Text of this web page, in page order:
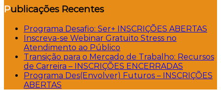
Publicações Recentes
Programa Desafio: Ser+ INSCRIÇÕES ABERTAS
Inscreva-se Webinar Gratuito Stress no
Atendimento ao Público
Transição para o Mercado de Trabalho: Recursos
de Carreira – INSCRIÇÕES ENCERRADAS
Programa Des(Envolver) Futuros – INSCRIÇÕES
ABERTAS